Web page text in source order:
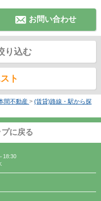
お問い合わせ
り込む
ト
間不動産 > (賃貸)路線・駅から探
に戻る
18:30